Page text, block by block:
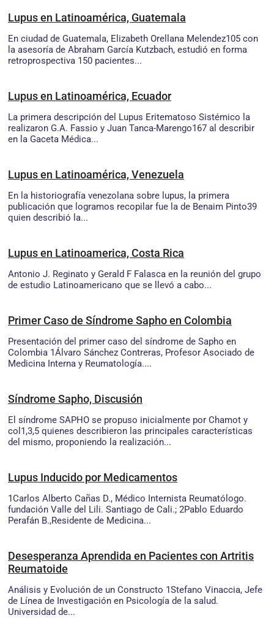
Lupus en Latinoamérica, Guatemala
En ciudad de Guatemala, Elizabeth Orellana Melendez105 con
la asesoría de Abraham García Kutzbach, estudió en forma
retroprospectiva 150 pacientes...
Lupus en Latinoamérica, Ecuador
La primera descripción del Lupus Eritematoso Sistémico la
realizaron G.A. Fassio y Juan Tanca-Marengo167 al describir
en la Gaceta Médica...
Lupus en Latinoamérica, Venezuela
En la historiografía venezolana sobre lupus, la primera
publicación que logramos recopilar fue la de Benaim Pinto39
quien describió la...
Lupus en Latinoamerica, Costa Rica
Antonio J. Reginato y Gerald F Falasca en la reunión del grupo
de estudio Latinoamericano que se llevó a cabo...
Primer Caso de Síndrome Sapho en Colombia
Presentación del primer caso del síndrome de Sapho en
Colombia 1Álvaro Sánchez Contreras, Profesor Asociado de
Medicina Interna y Reumatología....
Síndrome Sapho, Discusión
El síndrome SAPHO se propuso inicialmente por Chamot y
col1,3,5 quienes describieron las principales características
del mismo, proponiendo la realización...
Lupus Inducido por Medicamentos
1Carlos Alberto Cañas D., Médico Internista Reumatólogo.
fundación Valle del Lili. Santiago de Cali.; 2Pablo Eduardo
Perafán B.,Residente de Medicina...
Desesperanza Aprendida en Pacientes con Artritis
Reumatoide
Análisis y Evolución de un Constructo 1Stefano Vinaccia, Jefe
de Línea de Investigación en Psicología de la salud.
Universidad de...